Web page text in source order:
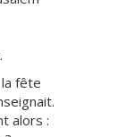
fête
alors :